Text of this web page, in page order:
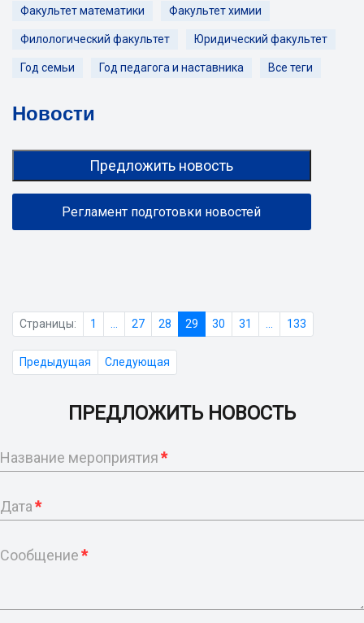
Факультет математики Факультет химии
Филологический факультет Юридический факультет
Год семьи Год педагога и наставника Все теги
Новости
Предложить новость
Регламент подготовки новостей
Страницы: 1 27 28 29 30 31 133
Предыдущая Следующая
ПРЕДЛОЖИТЬ НОВОСТЬ
Название мероприятия*
Дата*
Сообщение*